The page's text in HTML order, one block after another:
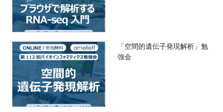
「空間的遺伝子発現解析」勉
強会